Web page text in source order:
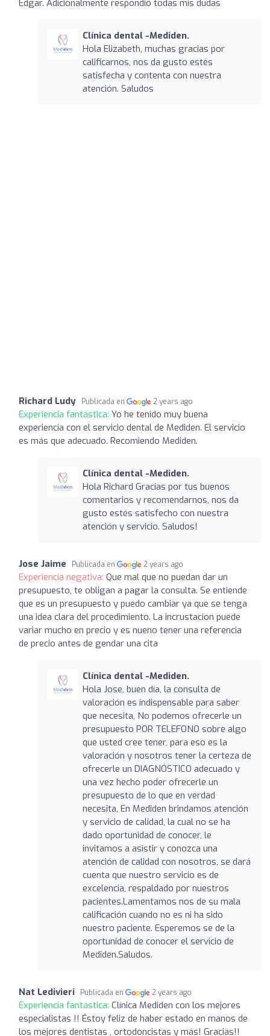
Edgar. Adicionalmente respondió todas mis dudas
Clínica dental -Mediden.
Hola Elizabeth, muchas gracias por
calificarnos, nos da gusto estés
satisfecha y contenta con nuestra
atención. Saludos
Richard Ludy Publicada en 2 years ago
Experiencia fantástica: Yo he tenido muy buena
experiencia con el servicio dental de Mediden. El servicio
es más que adecuado. Recomiendo Mediden.
Clínica dental -Mediden.
Hola Richard Gracias por tus buenos
comentarios y recomendarnos, nos da
gusto estés satisfecho con nuestra
atención y servicio. Saludos!
Jose Jaime Publicada en 2 years ago
Experiencia negativa: Que mal que no puedan dar un
presupuesto, te obligan a pagar la consulta. Se entiende
que es un presupuesto y puedo cambiar ya que se tenga
una idea clara del procedimiento. La incrustacion puede
variar mucho en precio y es nueno tener una referencia
de precio antes de gendar una cita
Clínica dental -Mediden.
Hola Jose, buen día, la consulta de
valoración es indispensable para saber
que necesita, No podemos ofrecerle un
presupuesto POR TELEFONO sobre algo
que usted cree tener, para eso es la
valoración y nosotros tener la certeza de
ofrecerle un DIAGNÓSTICO adecuado y
una vez hecho poder ofrecerle un
presupuesto de lo que en verdad
necesita, En Mediden brindamos atención
y servicio de calidad, la cual no se ha
dado oportunidad de conocer, le
invitamos a asistir y conozca una
atención de calidad con nosotros, se dará
cuenta que nuestro servicio es de
excelencia, respaldado por nuestros
pacientes.Lamentamos nos de su mala
calificación cuando no es ni ha sido
nuestro paciente. Esperemos se de la
oportunidad de conocer el servicio de
Mediden.Saludos.
Nat Ledivieri Publicada en 2 years ago
Experiencia fantástica: Clínica Mediden con los mejores
especialistas !! Éstoy feliz de haber estado en manos de
los mejores dentistas , ortodoncistas y más! Gracias!!